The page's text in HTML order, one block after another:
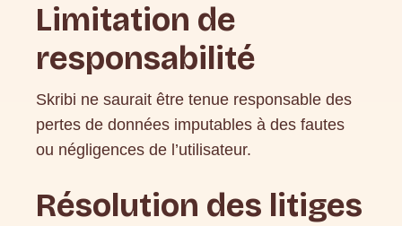
Limitation de
responsabilité
Skribi ne saurait être tenue responsable des
pertes de données imputables à des fautes
ou négligences de l’utilisateur.
Résolution des litiges